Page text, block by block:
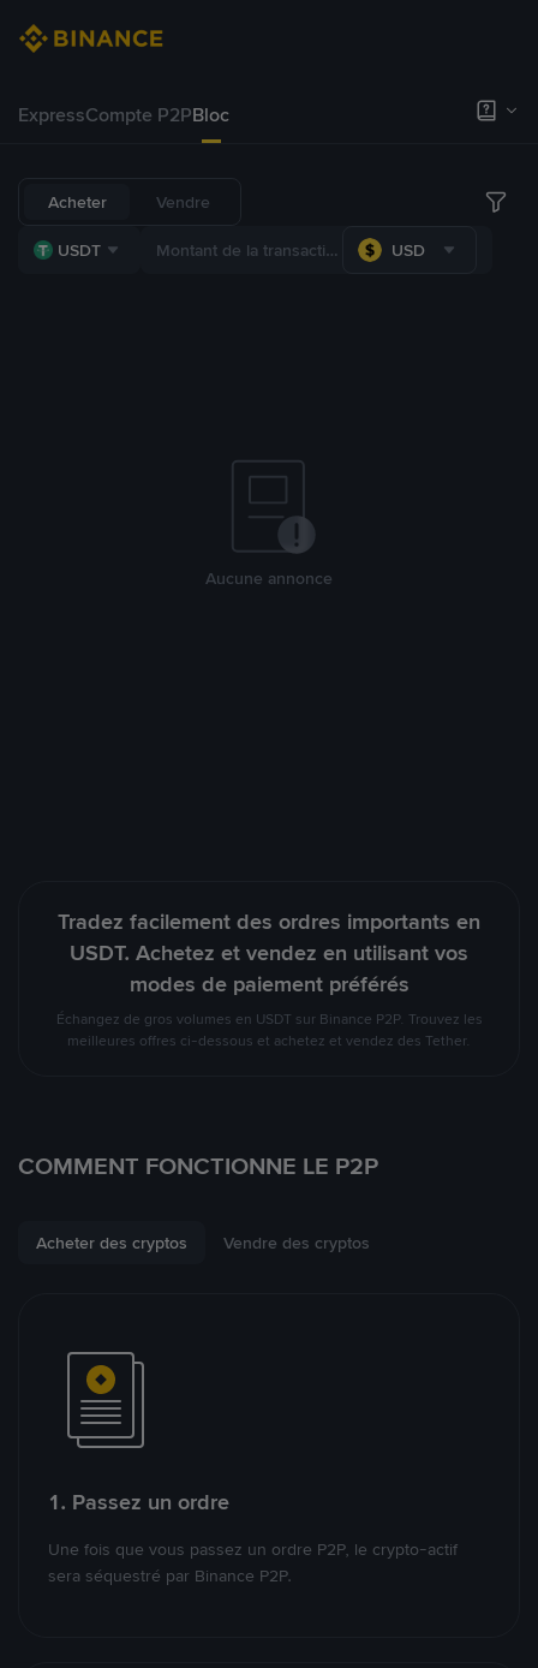
ExpressCompte P2PBloc
Acheter Vendre
USDT USD
Aucune annonce
Tradez facilement des ordres importants en
USDT. Achetez et vendez en utilisant vos
modes de paiement préférés
Échangez de gros volumes en USDT sur Binance P2P. Trouvez les
meilleures offres ci-dessous et achetez et vendez des Tether.
COMMENT FONCTIONNE LE P2P
Acheter des cryptos Vendre des cryptos
1. Passez un ordre
Une fois que vous passez un ordre P2P, le crypto-actif
sera séquestré par Binance P2P.